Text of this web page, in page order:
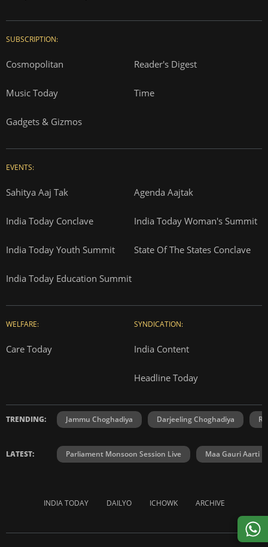
SUBSCRIPTION:
Cosmopolitan Reader's Digest
Music Today Time
Gadgets & Gizmos
EVENTS:
Sahitya Aaj Tak Agenda Aajtak
India Today Conclave India Today Woman's Summit
India Today Youth Summit State Of The States Conclave
India Today Education Summit
WELFARE:
Care Today
SYNDICATION:
India Content
Headline Today
TRENDING: Jammu Choghadiya Darjeeling Choghadiya
LATEST: Parliament Monsoon Session Live Maa Gauri Aarti
INDIA TODAY DAILYO ICHOWK ARCHIVE